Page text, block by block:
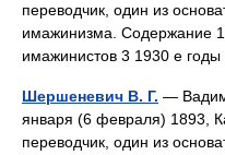
переводчик, один из
имажинизма. Содержание
имажинистов 3 1930 е
Шершеневич В. Г. —
января (6 февраля) 1893,
переводчик, один из